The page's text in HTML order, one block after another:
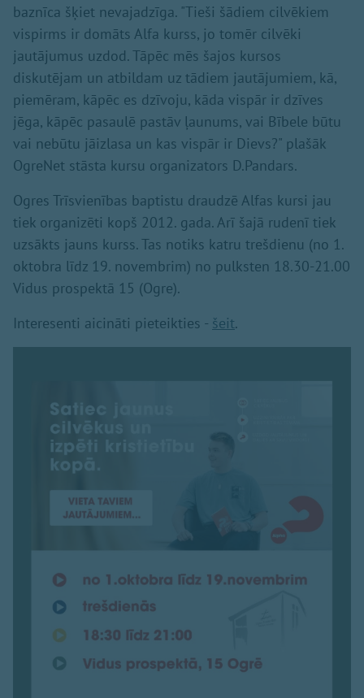
baznīca šķiet nevajadzīga. "Tieši šādiem cilvēkiem
vispirms ir domāts Alfa kurss, jo tomēr cilvēki
jautājumus uzdod. Tāpēc mēs šajos kursos
diskutējam un atbildam uz tādiem jautājumiem, kā,
piemēram, kāpēc es dzīvoju, kāda vispār ir dzīves
jēga, kāpēc pasaulē pastāv ļaunums, vai Bībele būtu
vai nebūtu jāizlasa un kas vispār ir Dievs?" plašāk
OgreNet stāsta kursu organizators D.Pandars.
Ogres Trīsvienības baptistu draudzē Alfas kursi jau
tiek organizēti kopš 2012. gada. Arī šajā rudenī tiek
uzsākts jauns kurss. Tas notiks katru trešdienu (no 1.
oktobra līdz 19. novembrim) no pulksten 18.30-21.00
Vidus prospektā 15 (Ogre).
Interesenti aicināti pieteikties - šeit.